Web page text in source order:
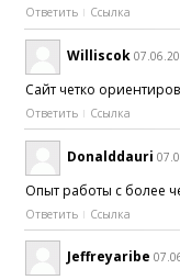
Ответить Ссылка
Williscok
Сайт четко
Ответить Ссылка
Donalddauri
Опыт работы с более
Ответить Ссылка
Jeffreyaribe